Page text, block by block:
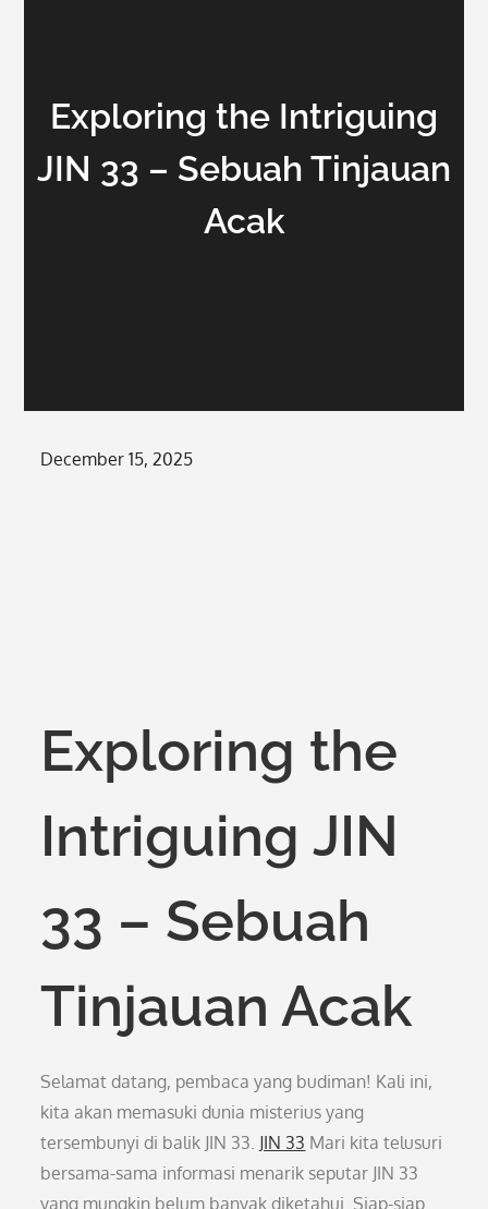
Exploring the Intriguing
JIN 33 – Sebuah Tinjauan
Acak
Posted
December 15, 2025
Exploring the
Intriguing JIN
33 – Sebuah
Tinjauan Acak
Selamat datang, pembaca yang budiman! Kali ini,
kita akan memasuki dunia misterius yang
tersembunyi di balik JIN 33. JIN 33 Mari kita telusuri
bersama-sama informasi menarik seputar JIN 33
yang mungkin belum banyak diketahui. Siap-siap